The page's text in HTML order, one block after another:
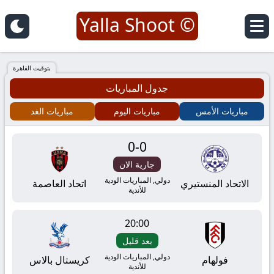
يلا
شوت
|
Yalla
Shoot
مباريات
© Yalla Shoot
بتوقيت القاهرة
جدول المباريات
مباريات الأمس مباريات اليوم مباريات الغد
الاتحاد المنستيري
0
-
0
جارية الان
دولي, المباريات الودية
للأندية
اتحاد العاصمة
فولهام
20:00
بعد قليل
دولي, المباريات الودية
للأندية
كريستال بالاس